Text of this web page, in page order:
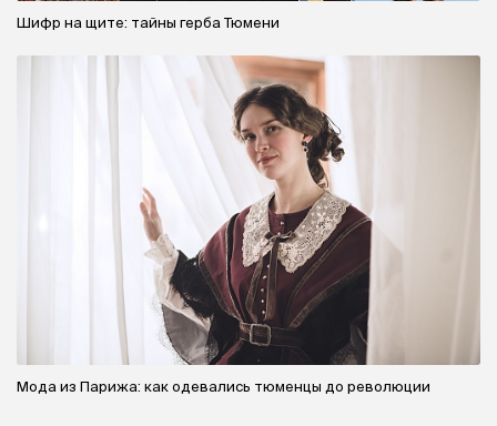
Шифр на щите: тайны герба Тюмени
Мода из Парижа: как одевались тюменцы до революции